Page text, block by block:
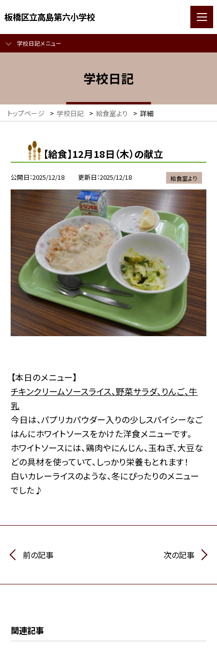
板橋区立高島第六小学校
学校日記メニュー
学校日記
トップページ > 学校日記 > 給食室より > 詳細
【給食】12月18日（木）の献立
公開日 2025/12/18 更新日 2025/12/18 給食室より
【本日のメニュー】
チキンクリームソースライス、野菜サラダ、りんご、牛
乳
今日は、パプリカパウダー入りの少しスパイシーなご
はんにホワイトソースをかけた洋食メニューです。
ホワイトソースには、鶏肉やにんじん、玉ねぎ、大豆な
どの具材を使っていて、しっかり栄養もとれます！
白いカレーライスのような、冬にぴったりのメニュー
でした♪
前の記事 次の記事
関連記事